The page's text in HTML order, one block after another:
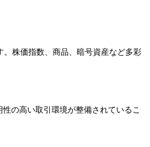
。株価指数、商品、暗号資産など多彩
の高い取引環境が整備されているこ